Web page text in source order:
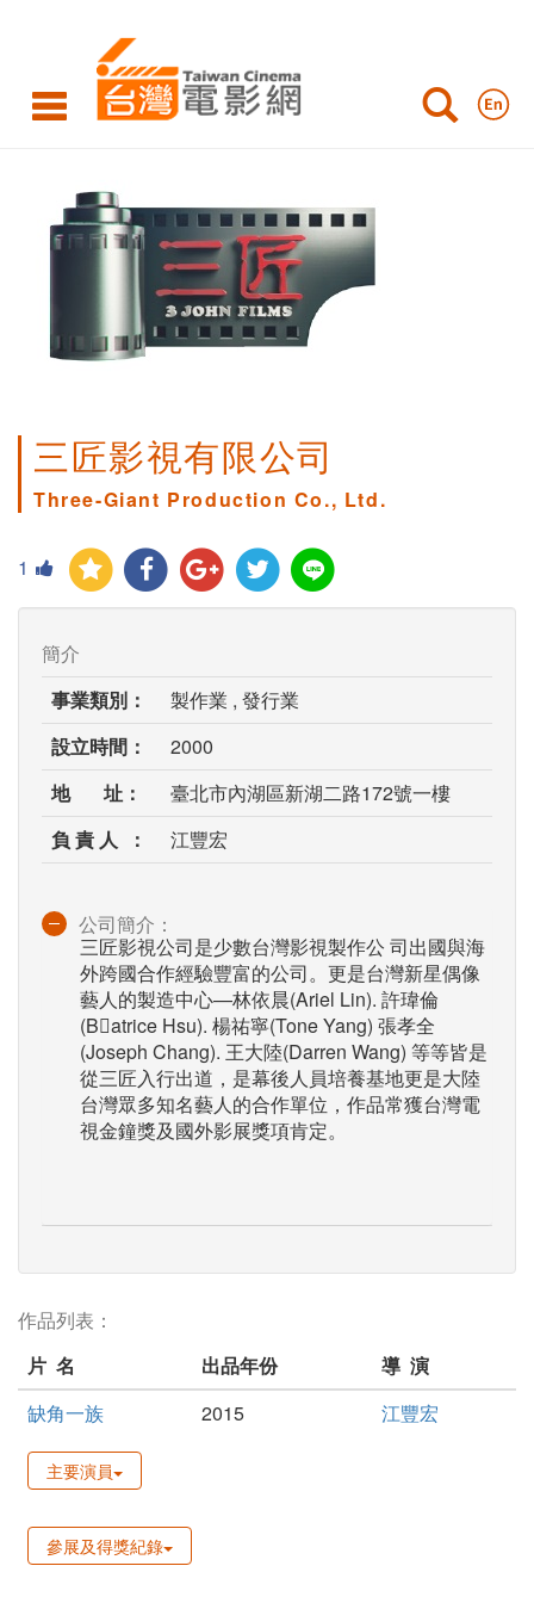
三匠影視有限公司
Three-Giant Production Co., Ltd.
1
簡介
事業類別：
製作業 , 發行業
設立時間：
2000
地 址：
臺北市內湖區新湖二路172號一樓
負 責 人 ：
江豐宏
公司簡介：
三匠影視公司是少數台灣影視製作公 司出國與海
外跨國合作經驗豐富的公司。更是台灣新星偶像
藝人的製造中心—林依晨(Ariel Lin). 許瑋倫
(Batrice Hsu). 楊祐寧(Tone Yang) 張孝全
(Joseph Chang). 王大陸(Darren Wang) 等等皆是
從三匠入行出道，是幕後人員培養基地更是大陸
台灣眾多知名藝人的合作單位，作品常獲台灣電
視金鐘獎及國外影展獎項肯定。
作品列表：
片 名
出品年份
導 演
缺角一族
2015 江豐宏
主要演員
參展及得獎紀錄